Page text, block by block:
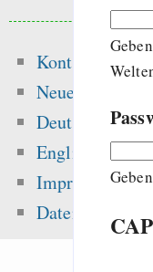
Kontakt
Neue Inhalte
Deutsch
English
Impressum
Datenschutz